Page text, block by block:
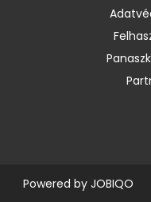
Powered by JOBIQO